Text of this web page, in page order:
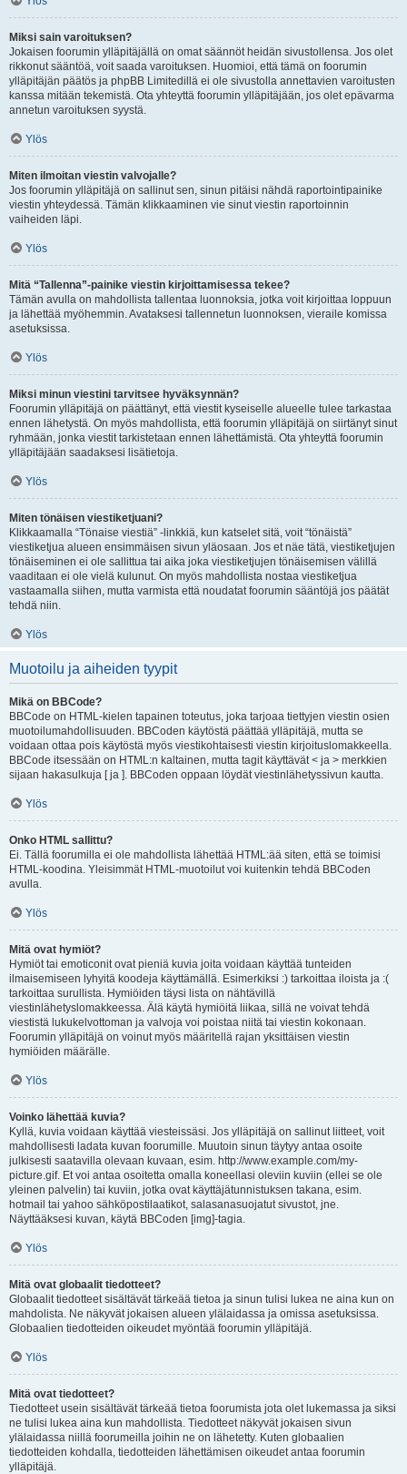
Miksi sain varoituksen?
Jokaisen foorumin ylläpitäjällä on omat säännöt heidän sivustollensa. Jos olet
rikkonut sääntöä, voit saada varoituksen. Huomioi, että tämä on foorumin
ylläpitäjän päätös ja phpBB Limitedillä ei ole sivustolla annettavien varoitusten
kanssa mitään tekemistä. Ota yhteyttä foorumin ylläpitäjään, jos olet epävarma
annetun varoituksen syystä.
Ylös
Miten ilmoitan viestin valvojalle?
Jos foorumin ylläpitäjä on sallinut sen, sinun pitäisi nähdä raportointipainike
viestin yhteydessä. Tämän klikkaaminen vie sinut viestin raportoinnin
vaiheiden läpi.
Ylös
Mitä “Tallenna”-painike viestin kirjoittamisessa tekee?
Tämän avulla on mahdollista tallentaa luonnoksia, jotka voit kirjoittaa loppuun
ja lähettää myöhemmin. Avataksesi tallennetun luonnoksen, vieraile komissa
asetuksissa.
Ylös
Miksi minun viestini tarvitsee hyväksynnän?
Foorumin ylläpitäjä on päättänyt, että viestit kyseiselle alueelle tulee tarkastaa
ennen lähetystä. On myös mahdollista, että foorumin ylläpitäjä on siirtänyt sinut
ryhmään, jonka viestit tarkistetaan ennen lähettämistä. Ota yhteyttä foorumin
ylläpitäjään saadaksesi lisätietoja.
Ylös
Miten tönäisen viestiketjuani?
Klikkaamalla “Tönaise viestiä” -linkkiä, kun katselet sitä, voit “tönäistä”
viestiketjua alueen ensimmäisen sivun yläosaan. Jos et näe tätä, viestiketjujen
tönäiseminen ei ole sallittua tai aika joka viestiketjujen tönäisemisen välillä
vaaditaan ei ole vielä kulunut. On myös mahdollista nostaa viestiketjua
vastaamalla siihen, mutta varmista että noudatat foorumin sääntöjä jos päätät
tehdä niin.
Ylös
Muotoilu ja aiheiden tyypit
Mikä on BBCode?
BBCode on HTML-kielen tapainen toteutus, joka tarjoaa tiettyjen viestin osien
muotoilumahdollisuuden. BBCoden käytöstä päättää ylläpitäjä, mutta se
voidaan ottaa pois käytöstä myös viestikohtaisesti viestin kirjoituslomakkeella.
BBCode itsessään on HTML:n kaltainen, mutta tagit käyttävät < ja > merkkien
sijaan hakasulkuja [ ja ]. BBCoden oppaan löydät viestinlähetyssivun kautta.
Ylös
Onko HTML sallittu?
Ei. Tällä foorumilla ei ole mahdollista lähettää HTML:ää siten, että se toimisi
HTML-koodina. Yleisimmät HTML-muotoilut voi kuitenkin tehdä BBCoden
avulla.
Ylös
Mitä ovat hymiöt?
Hymiöt tai emoticonit ovat pieniä kuvia joita voidaan käyttää tunteiden
ilmaisemiseen lyhyitä koodeja käyttämällä. Esimerkiksi :) tarkoittaa iloista ja :(
tarkoittaa surullista. Hymiöiden täysi lista on nähtävillä
viestinlähetyslomakkeessa. Älä käytä hymiöitä liikaa, sillä ne voivat tehdä
viestistä lukukelvottoman ja valvoja voi poistaa niitä tai viestin kokonaan.
Foorumin ylläpitäjä on voinut myös määritellä rajan yksittäisen viestin
hymiöiden määrälle.
Ylös
Voinko lähettää kuvia?
Kyllä, kuvia voidaan käyttää viesteissäsi. Jos ylläpitäjä on sallinut liitteet, voit
mahdollisesti ladata kuvan foorumille. Muutoin sinun täytyy antaa osoite
julkisesti saatavilla olevaan kuvaan, esim. http://www.example.com/my-
picture.gif. Et voi antaa osoitetta omalla koneellasi oleviin kuviin (ellei se ole
yleinen palvelin) tai kuviin, jotka ovat käyttäjätunnistuksen takana, esim.
hotmail tai yahoo sähköpostilaatikot, salasanasuojatut sivustot, jne.
Näyttääksesi kuvan, käytä BBCoden [img]-tagia.
Ylös
Mitä ovat globaalit tiedotteet?
Globaalit tiedotteet sisältävät tärkeää tietoa ja sinun tulisi lukea ne aina kun on
mahdolista. Ne näkyvät jokaisen alueen ylälaidassa ja omissa asetuksissa.
Globaalien tiedotteiden oikeudet myöntää foorumin ylläpitäjä.
Ylös
Mitä ovat tiedotteet?
Tiedotteet usein sisältävät tärkeää tietoa foorumista jota olet lukemassa ja siksi
ne tulisi lukea aina kun mahdollista. Tiedotteet näkyvät jokaisen sivun
ylälaidassa niillä foorumeilla joihin ne on lähetetty. Kuten globaalien
tiedotteiden kohdalla, tiedotteiden lähettämisen oikeudet antaa foorumin
ylläpitäjä.